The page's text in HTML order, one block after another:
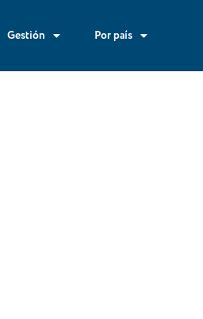
Gestión Por país